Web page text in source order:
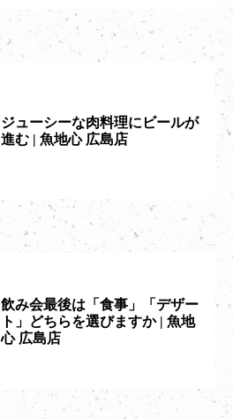
ジューシーな肉料理にビールが
進む | 魚地心 広島店
飲み会最後は「食事」「デザー
ト」どちらを選びますか | 魚地
心 広島店